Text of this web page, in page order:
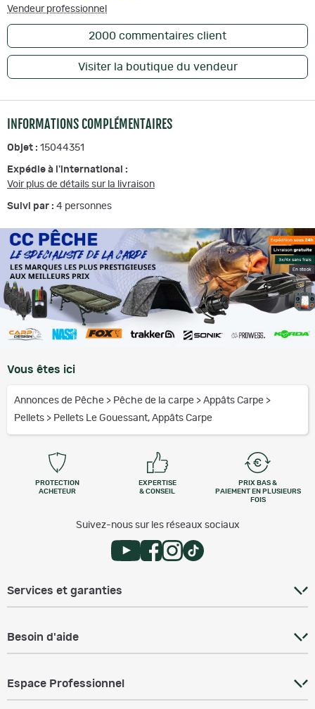
Vendeur professionnel
2000 commentaires client
Visiter la boutique du vendeur
INFORMATIONS COMPLÉMENTAIRES
Objet : 15044351
Expédie à l'international :
Voir plus de détails sur la livraison
Suivi par : 4 personnes
Vous êtes ici
Annonces de Pêche > Pêche de la carpe > Appâts Carpe >
Pellets > Pellets Le Gouessant, Appâts Carpe
PROTECTION
ACHETEUR
EXPERTISE
& CONSEIL
PRIX BAS &
PAIEMENT EN PLUSIEURS
FOIS
Suivez-nous sur les réseaux sociaux
Services et garanties
Besoin d'aide
Espace Professionnel